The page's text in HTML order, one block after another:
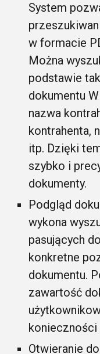
System
w formacie
Można
podstawie
dokumentu
nazwa
kontrahenta,
itp. Dzięki
szybko i
dokumenty.
Podgląd
wykona
pasujących
konkretne
dokumentu.
zawartość
konieczności
Otwieranie